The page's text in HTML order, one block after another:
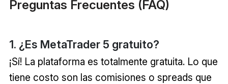
Preguntas Frecuentes (FAQ)
1. ¿Es MetaTrader 5 gratuito?
¡Sí! La plataforma es totalmente gratuita. Lo que
tiene costo son las comisiones o spreads que